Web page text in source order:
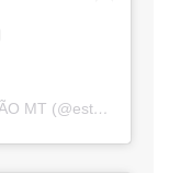
Um post compartilhado por ESTADÃO MT (@estadaomt)